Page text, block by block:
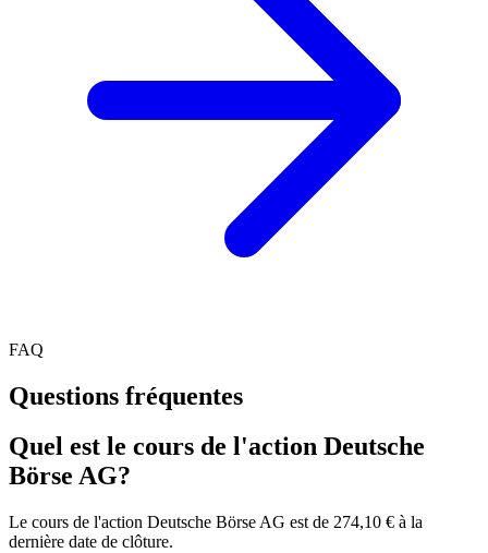
FAQ
Questions fréquentes
Quel est le cours de l'action Deutsche
Börse AG?
Le cours de l'action Deutsche Börse AG est de 274,10 € à la
dernière date de clôture.